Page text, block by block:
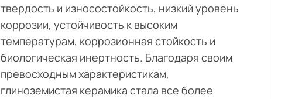
твердость и износостойкость, низкий уровень
коррозии, устойчивость к высоким
температурам, коррозионная стойкость и
биологическая инертность. Благодаря своим
превосходным характеристикам,
глиноземистая керамика стала все более